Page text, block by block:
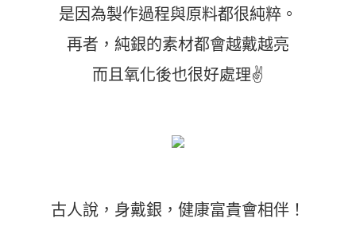
是因為製作過程與原料都很純粹。
再者，純銀的素材都會越戴越亮
而且氧化後也很好處理✌
古人說，身戴銀，健康富貴會相伴！